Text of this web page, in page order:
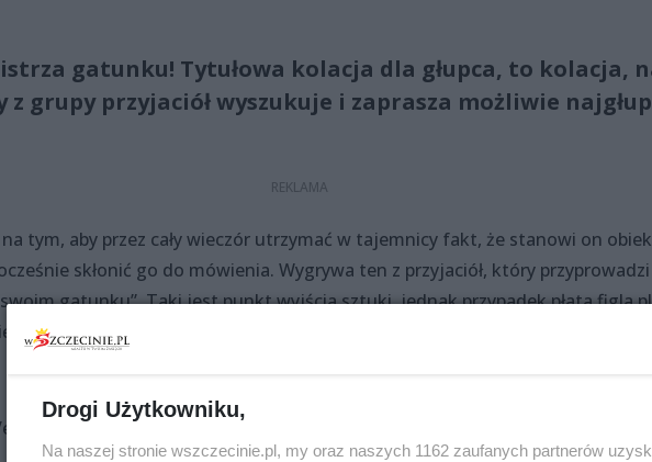
gatunku! Tytułowa kolacja dla głupca, to kolacja,
z grupy przyjaciół wyszukuje i zaprasza możliwie
tym, aby przez cały wieczór utrzymać w tajemnicy fakt, że stanowi on
skłonić go do mówienia. Wygrywa ten z przyjaciół, który przyprowadzi
gatunku”. Taki jest punkt wyjścia sztuki, jednak przypadek płata figla
ofiarą...
Drogi Użytkowniku,
Na naszej stronie wszczecinie.pl, my oraz naszych 1162 zaufanych partnerów